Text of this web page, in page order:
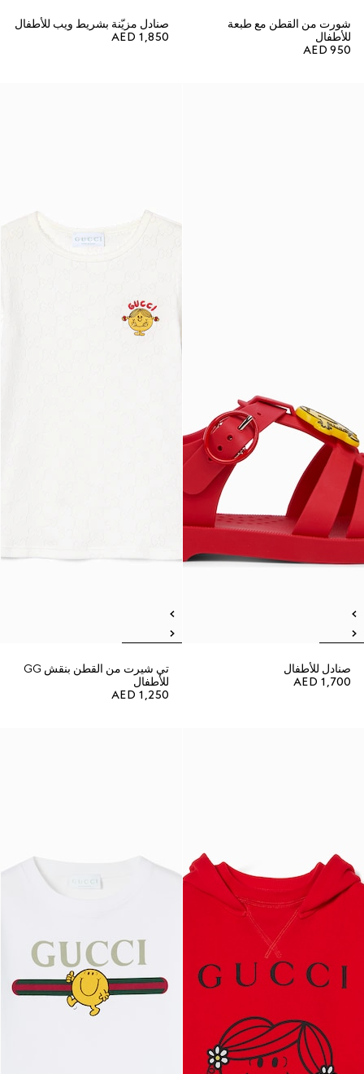
شورت من القطن مع طبعة
للأطفال
AED 950
صنادل مزيّنة بشريط ويب للأطفال
AED 1,850
صنادل للأطفال
AED 1,700
تي شيرت من القطن بنقش GG
للأطفال
AED 1,250